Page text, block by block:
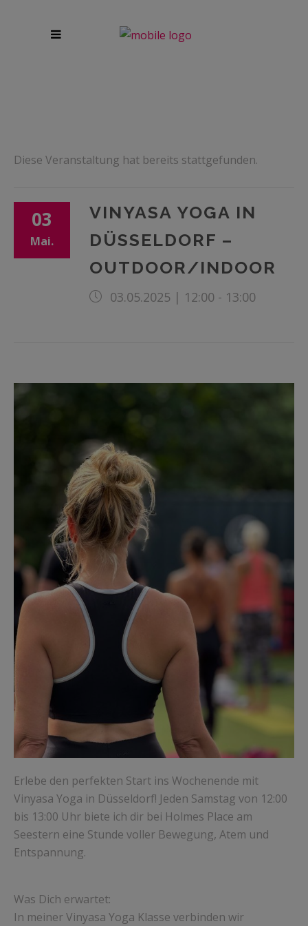
Diese Veranstaltung hat bereits stattgefunden.
03
Mai.
VINYASA YOGA IN
DÜSSELDORF –
OUTDOOR/INDOOR
03.05.2025 | 12:00 - 13:00
Erlebe den perfekten Start ins Wochenende mit
Vinyasa Yoga in Düsseldorf! Jeden Samstag von 12:00
bis 13:00 Uhr biete ich dir bei Holmes Place am
Seestern eine Stunde voller Bewegung, Atem und
Entspannung.
Was Dich erwartet:
In meiner Vinyasa Yoga Klasse verbinden wir